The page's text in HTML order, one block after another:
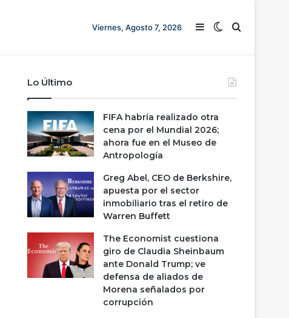
Viernes, Agosto 7, 2026 Barra lateral
Switch skin
Buscar
Lo Último
FIFA habría realizado otra
cena por el Mundial 2026;
ahora fue en el Museo de
Antropología
Greg Abel, CEO de Berkshire,
apuesta por el sector
inmobiliario tras el retiro de
Warren Buffett
The Economist cuestiona
giro de Claudia Sheinbaum
ante Donald Trump; ve
defensa de aliados de
Morena señalados por
corrupción